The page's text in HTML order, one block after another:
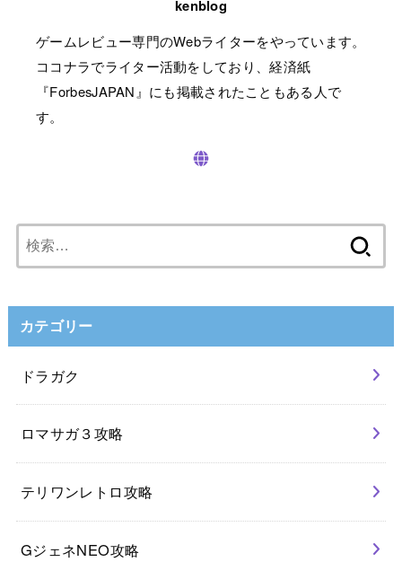
kenblog
ゲームレビュー専門のWebライターをやっています。
ココナラでライター活動をしており、経済紙
『ForbesJAPAN』にも掲載されたこともある人で
す。
索:
カテゴリー
ドラガク
ロマサガ３攻略
テリワンレトロ攻略
GジェネNEO攻略